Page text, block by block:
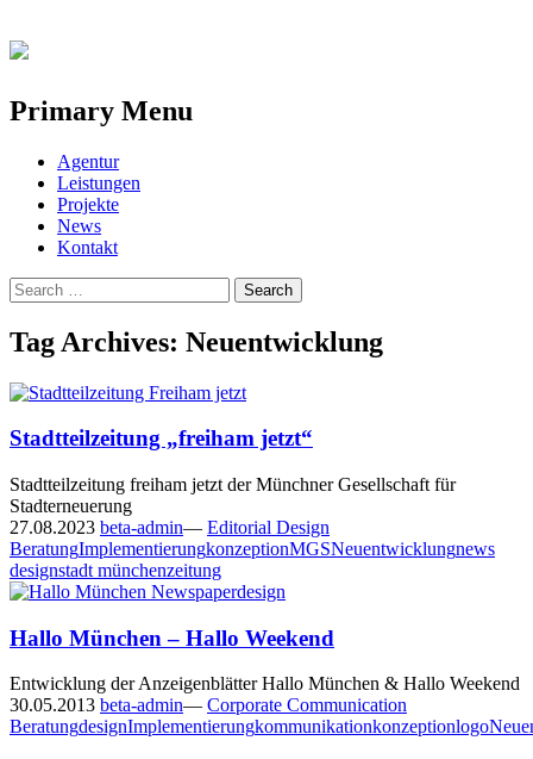
Primary Menu
Skip
content
Agentur
Leistungen
Projekte
News
Kontakt
Search
for:
Tag Archives: Neuentwicklung
Stadtteilzeitung „freiham jetzt“
Stadtteilzeitung freiham jetzt der Münchner Gesellschaft für
Stadterneuerung
27.08.2023 beta-admin— Editorial Design
BeratungImplementierungkonzeptionMGSNeuentwicklungnews
designstadt münchenzeitung
Hallo München – Hallo Weekend
Entwicklung der Anzeigenblätter Hallo München & Hallo Weekend
30.05.2013 beta-admin— Corporate Communication
BeratungdesignImplementierungkommunikationkonzeptionlogo